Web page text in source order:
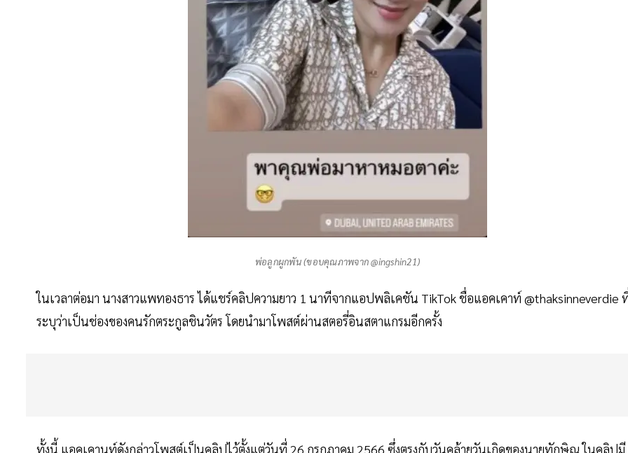
พ่อลูกผูกพัน (ขอบคุณภาพจาก @ingshin21)
ในเวลาต่อมา นางสาวแพทองธาร ได้แชร์คลิปความยาว 1 นาทีจากแอปพลิเคชัน TikTok ชื่อแอคเคาท์ @thaksinneverdie
ระบุว่าเป็นช่องของคนรักตระกูลชินวัตร โดยนำมาโพสต์ผ่านสตอรี่อินสตาแกรมอีกครั้ง
ทั้งนี้ แอคเคานท์ดังกล่าวโพสต์เป็นคลิปไว้ตั้งแต่วันที่ 26 กรกฎาคม 2566 ซึ่งตรงกับวันคล้ายวันเกิดของนายทักษิณ ในคลิปมี